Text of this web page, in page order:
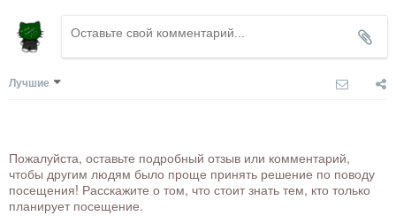
Лучшие
Пожалуйста, оставьте подробный отзыв или комментарий,
чтобы другим людям было проще принять решение по поводу
посещения! Расскажите о том, что стоит знать тем, кто только
планирует посещение.